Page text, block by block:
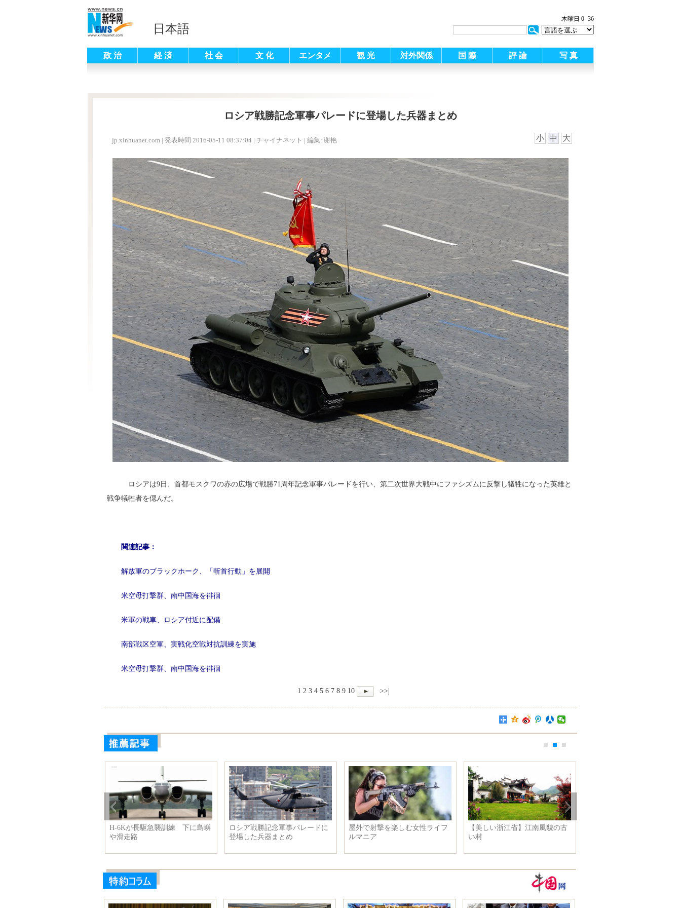
日本語
木曜日 0 36
政 治 経 済 社 会 文 化 エンタメ 観 光 対外関係 国 際 評 論 写 真
ロシア戦勝記念軍事パレードに登場した兵器まとめ
jp.xinhuanet.com | 発表時間 2016-05-11 08:37:04 | チャイナネット | 編集: 谢艳 小 中 大
ロシアは9日、首都モスクワの赤の広場で戦勝71周年記念軍事パレードを行い、第二次世界大戦中にファシズムに反撃し犠牲になった英雄と
戦争犠牲者を偲んだ。
関連記事：
解放軍のブラックホーク、「斬首行動」を展開
米空母打撃群、南中国海を徘徊
米軍の戦車、ロシア付近に配備
南部戦区空軍、実戦化空戦対抗訓練を実施
米空母打撃群、南中国海を徘徊
1 2 3 4 5 6 7 8 9 10 >>|
ロシア戦勝記念軍事パレードに
登場した兵器まとめ
屋外で射撃を楽しむ女性ライフ
【美しい浙江省】江南風貌の古
い村
ロシア夫妻が作成 名作が描か
れたケーキが話題に
南海艦隊の遠洋訓練艦隊、空 水